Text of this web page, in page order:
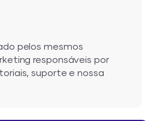
pelos mesmos
responsáveis por
suporte e nossa